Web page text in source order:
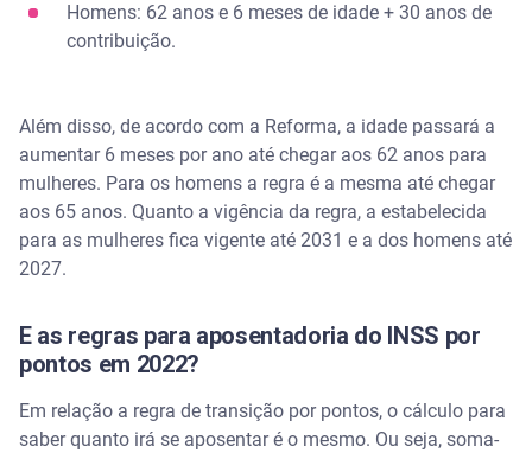
Homens: 62 anos e 6 meses de idade + 30 anos de
contribuição.
Além disso, de acordo com a Reforma, a idade passará a
aumentar 6 meses por ano até chegar aos 62 anos para
mulheres. Para os homens a regra é a mesma até chegar
aos 65 anos. Quanto a vigência da regra, a estabelecida
para as mulheres fica vigente até 2031 e a dos homens até
2027.
E as regras para aposentadoria do INSS por
pontos em 2022?
Em relação a regra de transição por pontos, o cálculo para
saber quanto irá se aposentar é o mesmo. Ou seja, soma-